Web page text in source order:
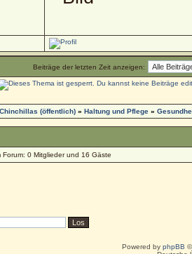
Beiträge der letzten Zeit anzeigen:
Chinchillas (öffentlich) »Haltung und Pflege »
Forum: 0 Mitglieder und 16 Gäste
Powered by phpBB